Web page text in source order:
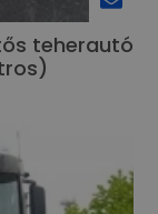
teherautó